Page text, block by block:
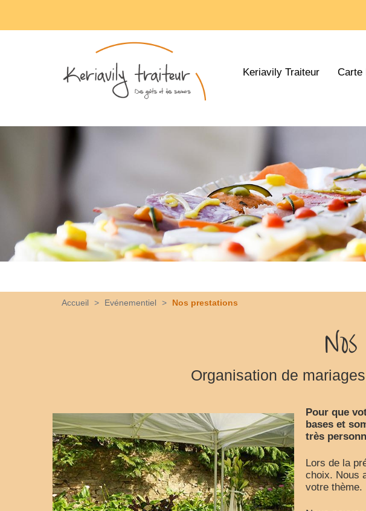
Keriavily Traiteur Carte
Accueil > Evénementiel > Nos prestations
Organisation de
Pour que
bases et
très
Lors de la
choix. Nous
votre thème.